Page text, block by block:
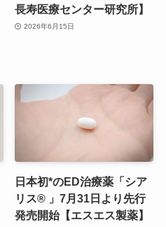
長寿医療センター研究所】
2026年6月15日
日本初*のED治療薬「シア
リス® 」7月31日より先行
発売開始【エスエス製薬】